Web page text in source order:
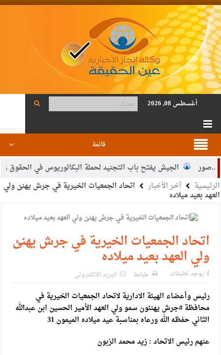
أغسطس 08, 2026
قائمة
الجيش يفتح باب التجنيد لحملة البكالوريوس في الحقوق
محمود أحمد فريحات.. مبارك ومزيدا من التوفيقالرئيسية آخر الأخبار اتحاد الجمعيات الخيرية في جرش يهنئ ولي
العهد بعيد ميلاده
اتحاد الجمعيات الخيرية في جرش يهنئ
ولي العهد بعيد ميلاده
لا يوجد تعليقات طباعة البريد الالكترونى
رئيس وأعضاء الهيئة الادارية لاتحاد الجمعيات الخيرية في
محافظة #جرش يهنئون سمو ولي العهد الأمير الحسين ابن عبدالله
الثاني حفظه الله ورعاه بمناسبة عيد ميلاده الميمون 31
عنهم رئيس الاتحاد : زيد محمد الزبون